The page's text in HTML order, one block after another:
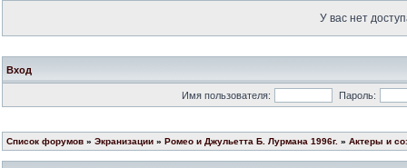
У вас нет
Вход
Имя пользователя: Пароль:
Список форумов » Экранизации » Ромео и Джульетта Б. Лурмана 1996г. » Актеры и